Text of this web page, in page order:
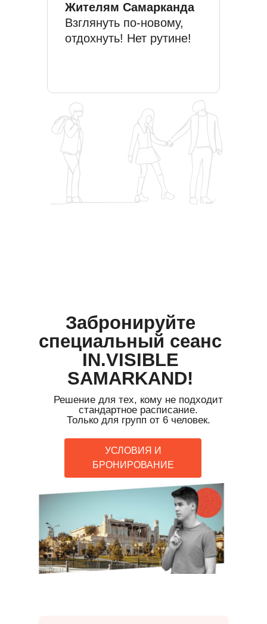
Жителям Самарканда
Взглянуть по-новому,
отдохнуть! Нет рутине!
Забронируйте
специальный сеанс
IN.VISIBLE
SAMARKAND!
УСЛОВИЯ И
БРОНИРОВАНИЕ
Решение для тех, кому не подходит
стандартное расписание.
Только для групп от 6 человек.